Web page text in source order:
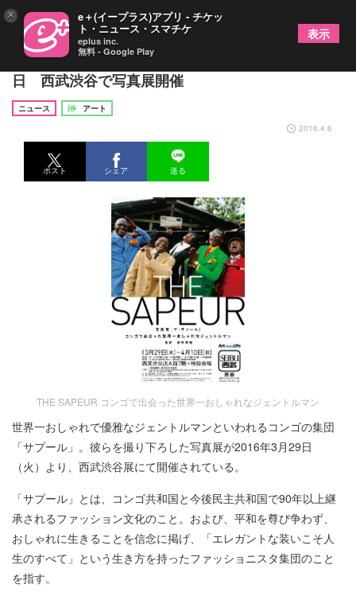
コンゴのファッショニスタ集団「サプール」が来
日 西武渋谷で写真展開催
ニュース
アート
2016.4.6
ポスト シェア 送る
THE SAPEUR コンゴで出会った世界一おしゃれなジェントルマン
世界一おしゃれで優雅なジェントルマンといわれるコンゴの集団
「サプール」。彼らを撮り下ろした写真展が2016年3月29日
（火）より、西武渋谷展にて開催されている。
「サプール」とは、コンゴ共和国と今後民主共和国で90年以上継
承されるファッション文化のこと。および、平和を尊び争わず、
おしゃれに生きることを信念に掲げ、「エレガントな装いこそ人
生のすべて」という生き方を持ったファッショニスタ集団のこと
を指す。
× e＋(イープラス)アプリ - チケッ
ト・ニュース・スマチケ
eplus inc.
無料 - Google Play
表示